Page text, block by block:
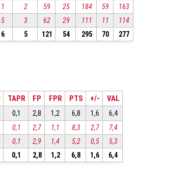
1 2 59 25 184 59
163
5 3 62 29 111 11
114
6 5 121 54 295 70 277
TAPR FP FPR PTS +/- VAL
0,1 2,8 1,2 6,8 1,6
6,4
0,1 2,7 1,1 8,3 2,7
7,4
0,1 2,9 1,4 5,2 0,5
5,3
0,1 2,8 1,2 6,8 1,6 6,4